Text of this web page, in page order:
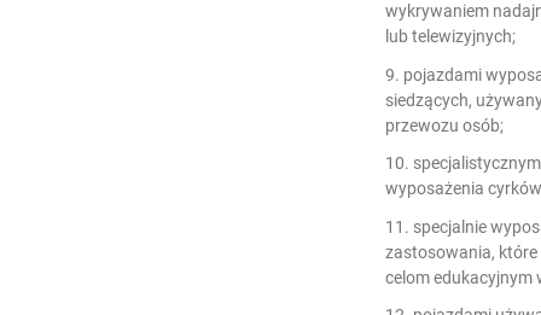
wykrywaniem
lub telewizyjnych;
9. pojazdami
siedzących,
przewozu osób;
10.
wyposażenia
11. specjalnie
zastosowania, które
celom edukacyjnym